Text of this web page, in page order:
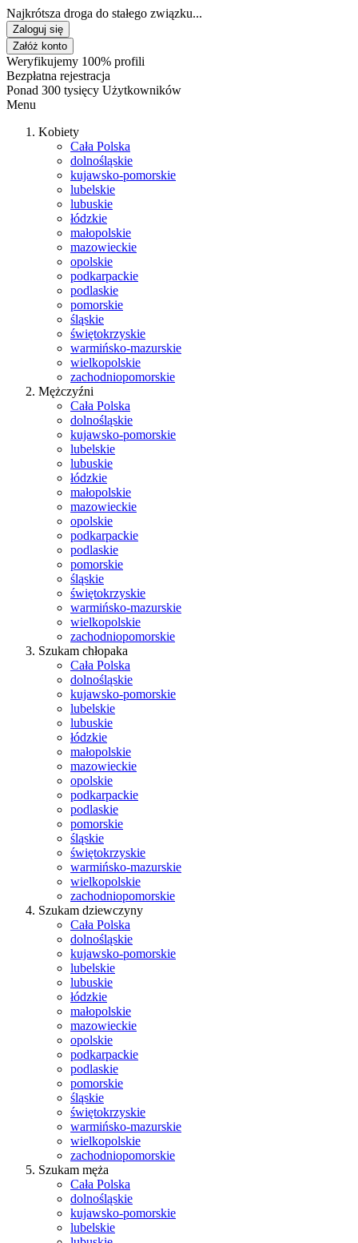
Najkrótsza droga do stałego związku...
Zaloguj się
Załóż konto
Weryfikujemy 100% profili
Bezpłatna rejestracja
Ponad 300 tysięcy Użytkowników
Menu
Kobiety
Cała Polska
dolnośląskie
kujawsko-pomorskie
lubelskie
lubuskie
łódzkie
małopolskie
mazowieckie
opolskie
podkarpackie
podlaskie
pomorskie
śląskie
świętokrzyskie
warmińsko-mazurskie
wielkopolskie
zachodniopomorskie
Mężczyźni
Cała Polska
dolnośląskie
kujawsko-pomorskie
lubelskie
lubuskie
łódzkie
małopolskie
mazowieckie
opolskie
podkarpackie
podlaskie
pomorskie
śląskie
świętokrzyskie
warmińsko-mazurskie
wielkopolskie
zachodniopomorskie
Szukam chłopaka
Cała Polska
dolnośląskie
kujawsko-pomorskie
lubelskie
lubuskie
łódzkie
małopolskie
mazowieckie
opolskie
podkarpackie
podlaskie
pomorskie
śląskie
świętokrzyskie
warmińsko-mazurskie
wielkopolskie
zachodniopomorskie
Szukam dziewczyny
Cała Polska
dolnośląskie
kujawsko-pomorskie
lubelskie
lubuskie
łódzkie
małopolskie
mazowieckie
opolskie
podkarpackie
podlaskie
pomorskie
śląskie
świętokrzyskie
warmińsko-mazurskie
wielkopolskie
zachodniopomorskie
Szukam męża
Cała Polska
dolnośląskie
kujawsko-pomorskie
lubelskie